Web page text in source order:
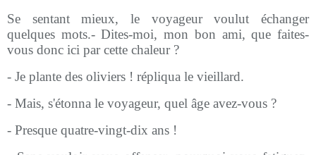
Se sentant mieux, le voyageur voulut échanger
quelques mots.- Dites-moi, mon bon ami, que faites-
vous donc ici par cette chaleur ?
- Je plante des oliviers ! répliqua le vieillard.
- Mais, s'étonna le voyageur, quel âge avez-vous ?
- Presque quatre-vingt-dix ans !